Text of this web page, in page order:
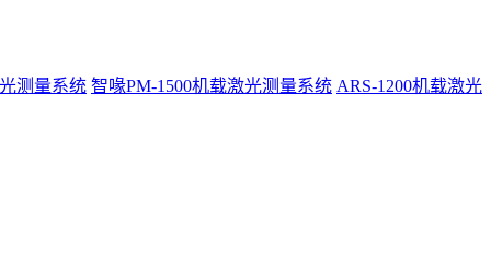
测量系统 智喙PM-1500机载激光测量系统 ARS-1200机载激光